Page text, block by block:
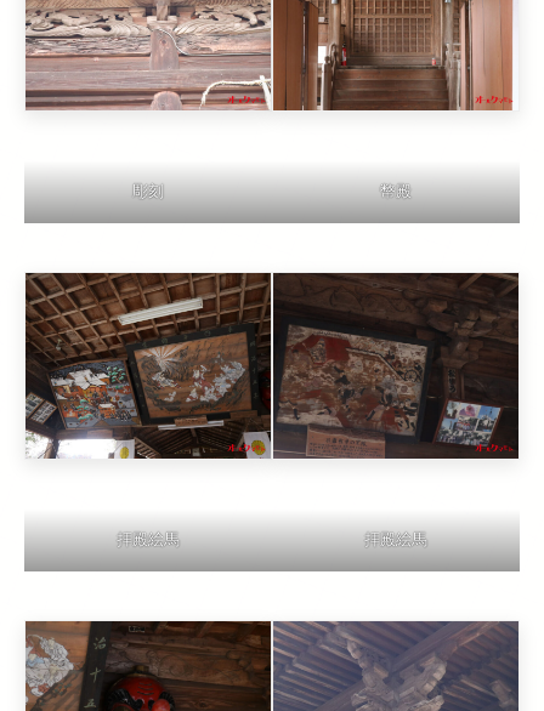
彫刻 幣殿
拝殿絵馬 拝殿絵馬